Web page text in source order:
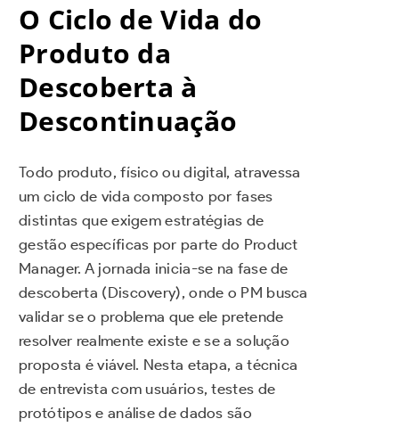
O Ciclo de Vida do
Produto da
Descoberta à
Descontinuação
Todo produto, físico ou digital, atravessa
um ciclo de vida composto por fases
distintas que exigem estratégias de
gestão específicas por parte do Product
Manager. A jornada inicia-se na fase de
descoberta (Discovery), onde o PM busca
validar se o problema que ele pretende
resolver realmente existe e se a solução
proposta é viável. Nesta etapa, a técnica
de entrevista com usuários, testes de
protótipos e análise de dados são